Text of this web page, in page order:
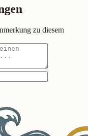
zu diesem